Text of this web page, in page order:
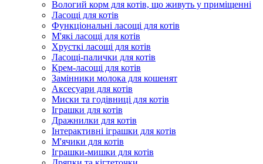
Вологий корм для котів, що живуть у приміщенні
Ласощі для котів
Функціональні ласощі для котів
М'які ласощі для котів
Хрусткі ласощі для котів
Ласощі-палички для котів
Крем-ласощі для котів
Замінники молока для кошенят
Аксесуари для котів
Миски та годівниці для котів
Іграшки для котів
Дражнилки для котів
Інтерактивні іграшки для котів
М'ячики для котів
Іграшки-мишки для котів